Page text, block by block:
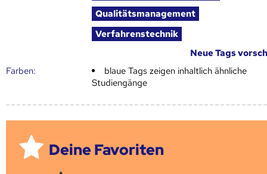
Qualitätsmanagement
Verfahrenstechnik
Neue Tags
Farben:
blaue Tags zeigen inhaltlich ähnliche
Studiengänge
Deine Favoriten